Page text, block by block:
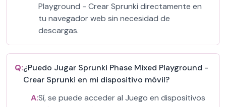
Playground - Crear Sprunki directamente en
tu navegador web sin necesidad de
descargas.
Q:¿Puedo Jugar Sprunki Phase Mixed Playground -
Crear Sprunki en mi dispositivo móvil?
A:Sí, se puede acceder al Juego en dispositivos